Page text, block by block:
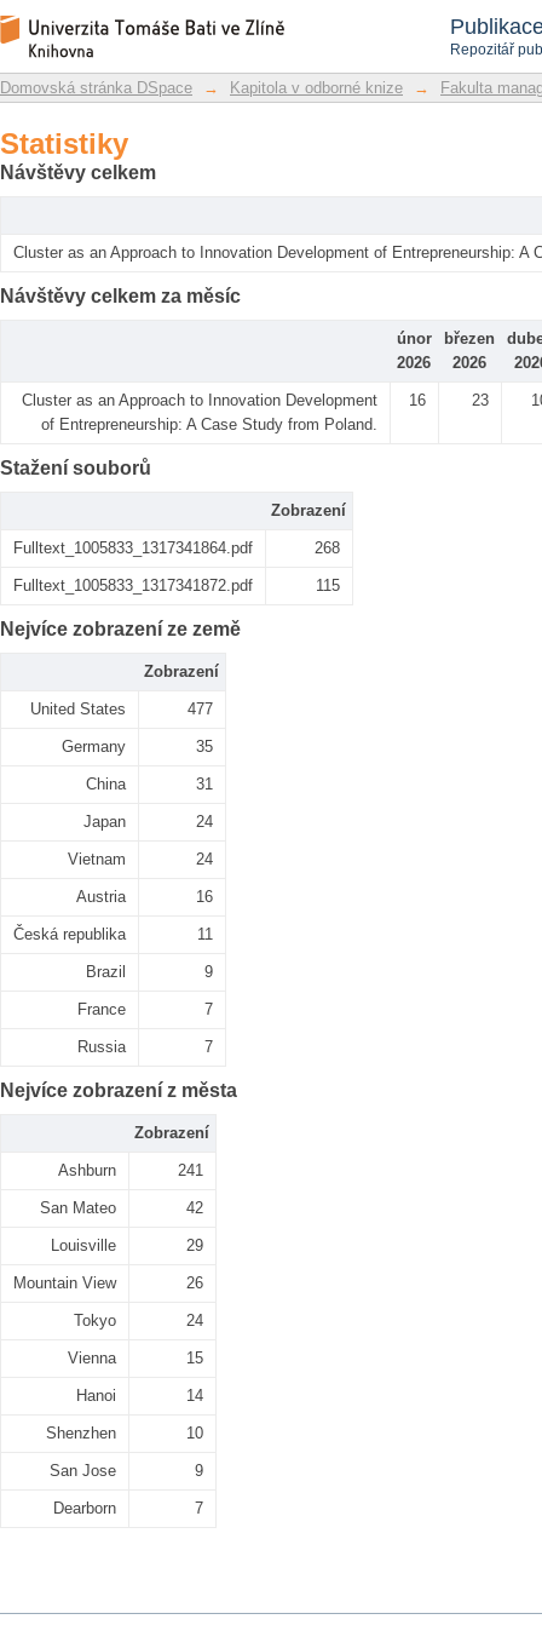
Repozitář
Statistiky
Repozitář DSpace/Manakin
Domovská stránka DSpace → Kapitola v odborné knize → Fakulta
Statistiky
Návštěvy celkem
Cluster as an Approach to Innovation Development of Entrepreneurship: A
Návštěvy celkem za měsíc
únor
2026
březen
2026
Cluster as an Approach to Innovation Development
of Entrepreneurship: A Case Study from Poland.
16 23
Stažení souborů
Zobrazení
Fulltext_1005833_1317341864.pdf 268
Fulltext_1005833_1317341872.pdf 115
Nejvíce zobrazení ze země
Zobrazení
United States 477
Germany 35
China 31
Japan 24
Vietnam 24
Austria 16
Česká republika 11
Brazil 9
France 7
Russia 7
Nejvíce zobrazení z města
Zobrazení
Ashburn 241
San Mateo 42
Louisville 29
Mountain View 26
Tokyo 24
Vienna 15
Hanoi 14
Shenzhen 10
San Jose 9
Dearborn 7